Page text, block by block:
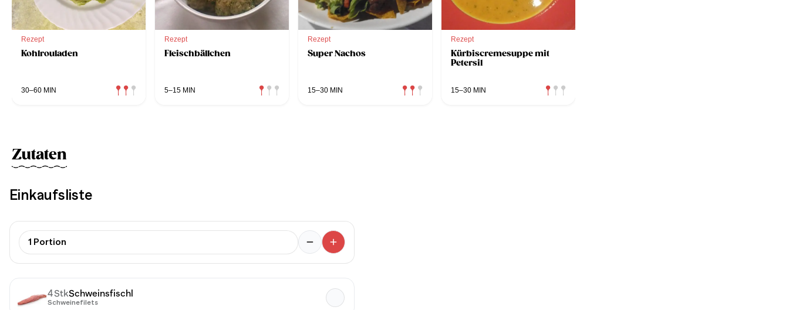
Rezept
Kohlrouladen
30–60 MIN
Rezept
Fleischbällchen
5–15 MIN
Rezept
Super Nachos
15–30 MIN
Rezept
Kürbiscremesuppe mit
Petersil
15–30 MIN
Zutaten